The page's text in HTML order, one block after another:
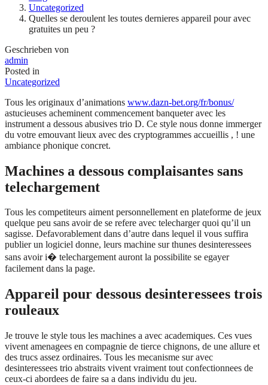
Uncategorized
Quelles se deroulent les toutes dernieres appareil pour avec
gratuites un peu ?
Geschrieben von
admin
Posted in
Uncategorized
Tous les originaux d’animations www.dazn-bet.org/fr/bonus/
astucieuses acheminent commencement banqueter avec les
instrument a dessous abusives trio D. Ce style nous donne immerger
du votre emouvant lieux avec des cryptogrammes accueillis , ! une
ambiance phonique concret.
Machines a dessous complaisantes sans
telechargement
Tous les competiteurs aiment personnellement en plateforme de jeux
quelque peu sans avoir de se refere avec telecharger quoi qu’il un
sagisse. Defavorablement dans d’autre dans lequel il vous suffira
publier un logiciel donne, leurs machine sur thunes desinteressees
sans avoir i� telechargement auront la possibilite se egayer
facilement dans la page.
Appareil pour dessous desinteressees trois
rouleaux
Je trouve le style tous les machines a avec academiques. Ces vues
vivent amenagees en compagnie de tierce chignons, de une allure et
des trucs assez ordinaires. Tous les mecanisme sur avec
desinteressees trio abstraits vivent vraiment tout confectionnees de
ceux-ci abordees de faire sa a dans individu du jeu.